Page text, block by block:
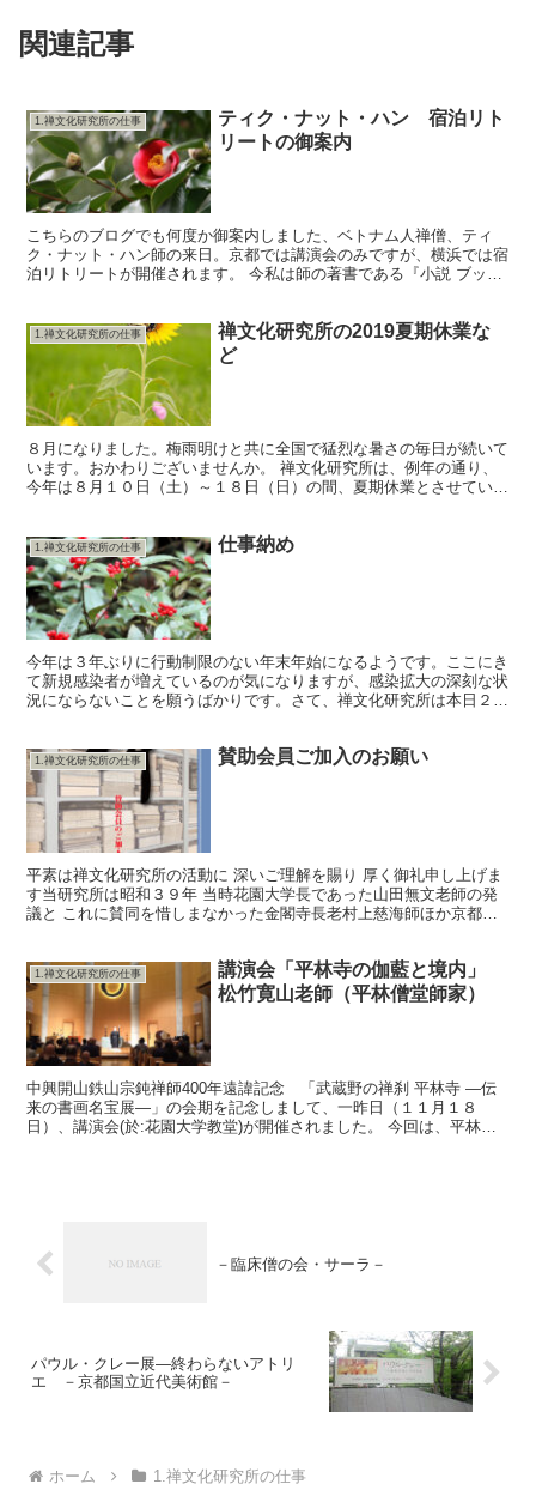
関連記事
1.禅文化研究所の仕事
ティク・ナット・ハン 宿泊リト
リートの御案内
こちらのブログでも何度か御案内しました、ベトナム人禅僧、ティ
ク・ナット・ハン師の来日。京都では講演会のみですが、横浜では宿
泊リトリートが開催されます。 今私は師の著書である『小説 ブッ
1.禅文化研究所の仕事
禅文化研究所の2019夏期休業な
ど
８月になりました。梅雨明けと共に全国で猛烈な暑さの毎日が続いて
います。おかわりございませんか。 禅文化研究所は、例年の通り、
今年は８月１０日（土）～１８日（日）の間、夏期休業とさせていた
1.禅文化研究所の仕事 仕事納め
今年は３年ぶりに行動制限のない年末年始になるようです。ここにき
て新規感染者が増えているのが気になりますが、感染拡大の深刻な状
況にならないことを願うばかりです。さて、禅文化研究所は本日２６
1.禅文化研究所の仕事 賛助会員ご加入のお願い
平素は禅文化研究所の活動に 深いご理解を賜り 厚く御礼申し上げま
す当研究所は昭和３９年 当時花園大学長であった山田無文老師の発
議と これに賛同を惜しまなかった金閣寺長老村上慈海師ほか京都有
1.禅文化研究所の仕事
講演会「平林寺の伽藍と境内」
松竹寛山老師（平林僧堂師家）
中興開山鉄山宗鈍禅師400年遠諱記念 「武蔵野の禅刹 平林寺 ―伝
来の書画名宝展―」の会期を記念しまして、一昨日（１１月１８
日）、講演会(於:花園大学教堂)が開催されました。 今回は、平林寺
－臨床僧の会・サーラ－
パウル・クレー展―終わらないアトリ
エ －京都国立近代美術館－
ホーム 1.禅文化研究所の仕事